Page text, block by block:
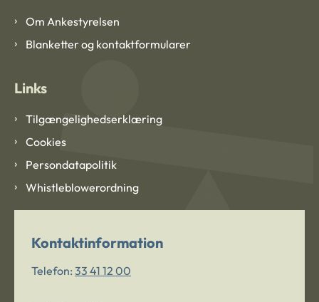
Om Ankestyrelsen
Blanketter og kontaktformularer
Links
Tilgængelighedserklæring
Cookies
Persondatapolitik
Whistleblowerordning
Kontaktinformation
Telefon: 33 41 12 00